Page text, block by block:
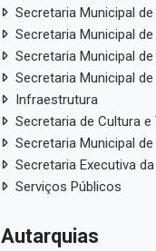
Secretaria Municipal
Secretaria Municipal
Secretaria Municipal
Secretaria Municipal
Infraestrutura
Secretaria de Cultura e
Secretaria Municipal
Secretaria Executiva
Serviços Públicos
Autarquias